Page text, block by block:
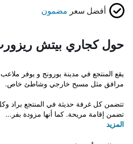
أفضل سعر مضمون
حول كجاري بيتش
يقع المنتجع في مدينة يورونج و يوفر
مرافق مثل مسبح خارجي وشاطئ خاص.
تتضمن كل غرفة حديثة في المنتجع براد
تضمن إقامة مريحة. كما أنها مزودة بفر...
المزيد